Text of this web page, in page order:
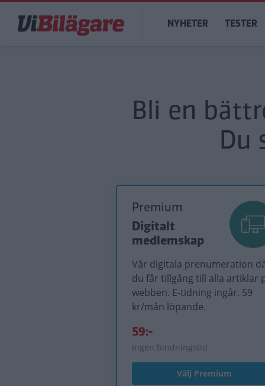
huvudinnehåll
Main
navigation
NYHETER TESTER
Bli en
Du
Premium
Digitalt
medlemskap
Vår digitala prenumeration
du får tillgång till alla artiklar
webben. E-tidning ingår. 59
kr/mån löpande.
59:-
Ingen bindningstid
Välj Premium